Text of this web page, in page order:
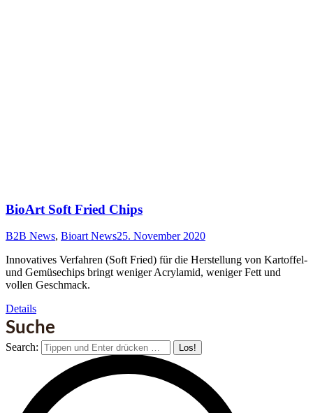
BioArt Soft Fried Chips
B2B News, Bioart News25. November 2020
Innovatives Verfahren (Soft Fried) für die Herstellung von Kartoffel-
und Gemüsechips bringt weniger Acrylamid, weniger Fett und
vollen Geschmack.
Details
Suche
Search: